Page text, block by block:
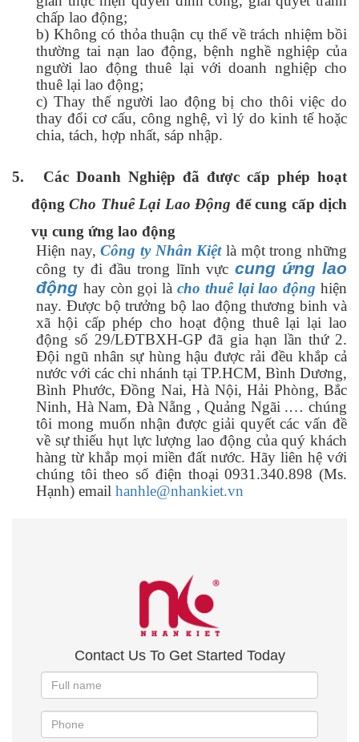
chấp lao động;
b) Không có thỏa thuận cụ thể về trách nhiệm bồi
thường tai nạn lao động, bệnh nghề nghiệp của
người lao động thuê lại với doanh nghiệp cho
thuê lại lao động;
c) Thay thế người lao động bị cho thôi việc do
thay đổi cơ cấu, công nghệ, vì lý do kinh tế hoặc
chia, tách, hợp nhất, sáp nhập.
5.
Các Doanh Nghiệp đã được cấp phép hoạt
độngCho Thuê Lại Lao Động để cung cấp dịch
vụ cung ứng lao động
Hiện nay,Công ty Nhân Kiệtlà một trong những
công ty đi đầu trong lĩnh vực cung ứng lao
động hay còn gọi làcho thuê lại lao động hiện
nay. Được bộ trưởng bộ lao động thương binh và
xã hội cấp phép cho hoạt động thuê lại lại lao
động số 29/LĐTBXH-GP đã gia hạn lần thứ 2.
Đội ngũ nhân sự hùng hậu được rải đều khắp cả
nước với các chi nhánh tại TP.HCM, Bình Dương,
Bình Phước, Đồng Nai, Hà Nội, Hải Phòng, Bắc
Ninh, Hà Nam, Đà Nẵng , Quảng Ngãi .… chúng
tôi mong muốn nhận được giải quyết các vấn đề
về sự thiếu hụt lực lượng lao động của quý khách
hàng từ khắp mọi miền đất nước. Hãy liên hệ với
chúng tôi theo số điện thoại 0931.340.898 (Ms.
Hạnh) email hanhle@nhankiet.vn
Contact Us To Get Started Today